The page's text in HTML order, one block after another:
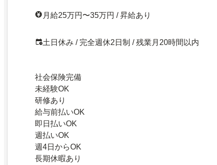
月給25万円〜35万円 / 昇給あり
土日休み / 完全週休2日制 / 残業月20時間以内
社会保険完備
未経験OK
研修あり
給与前払いOK
即日払いOK
週払いOK
週4日からOK
長期休暇あり